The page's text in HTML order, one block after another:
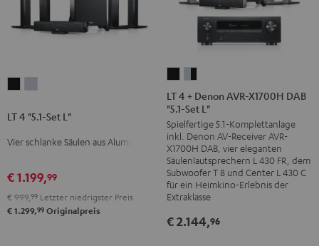
"5.1-
Schwarz
"5.1-
Set
Silber
LT 4 "5.1-Set L"
Vier schlanke Säulen aus Aluminium
€ 1.199,99
€ 999, 99 Letzter niedrigster Preis
€ 1.299,99 Originalpreis
4
+
Denon
AVR-
X1700H
DAB
"5.1-
L"
4
+
Denon
AVR-
X1700H
DAB
"5.1-
L"
LT 4 + Denon AVR-X1700H DAB
"5.1-Set L"
Spielfertige 5.1-Komplettanlage
inkl. Denon AV-Receiver AVR-
X1700H DAB, vier eleganten
Säulenlautsprechern L 430 FR, dem
Subwoofer T 8 und Center L 430 C
für ein Heimkino-Erlebnis der
Extraklasse
€ 2.144,96